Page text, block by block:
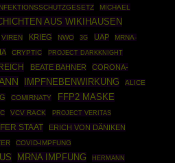
MICHAEL
AUS WIKIHAUSEN
VIREN KRIEG NWO 3G UAP
MRNA-
CRYPTIC PROJECT DARKKNIGHT
BEATE BAHNER
CORONA-
IMPFNEBENWIRKUNG
ALICE
COMIRNATY
FFP2 MASKE
VCV RACK PROJECT VERITAS
STAAT ERICH VON DÄNIKEN
COVID-IMPFUNG
MRNA IMPFUNG
HERMANN